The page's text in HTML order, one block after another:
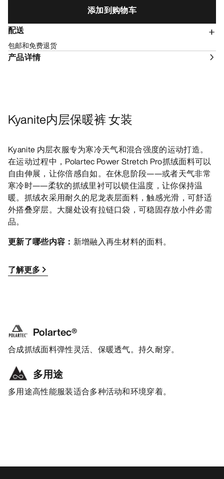
添加到购物车
配送
包邮和免费退货
产品详情
Kyanite内层保暖裤 女装
Kyanite 内层衣服专为寒冷天气和混合强度的运动打造。
在运动过程中，Polartec Power Stretch Pro抓绒面料可以
自由伸展，让你倍感自如。在休息阶段——或者天气非常
寒冷时——柔软的抓绒里衬可以锁住温度，让你保持温
暖。抓绒衣采用耐久的尼龙表层面料，触感光滑，可舒适
外搭叠穿层。大腿处设有拉链口袋，可稳固存放小件必需
品。
更新了哪些内容： 新增融入再生材料的面料。
了解更多
Polartec®
合成抓绒面料弹性灵活、保暖透气。持久耐穿。
多用途
多用途高性能服装适合多种活动和环境穿着。